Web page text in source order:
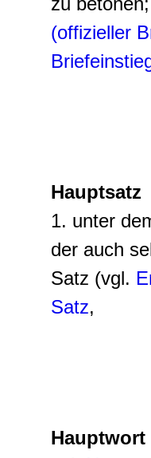
(offizieller
Hauptsatz
1. unter
der auch
Satz (vgl.
Satz,
Hauptwort